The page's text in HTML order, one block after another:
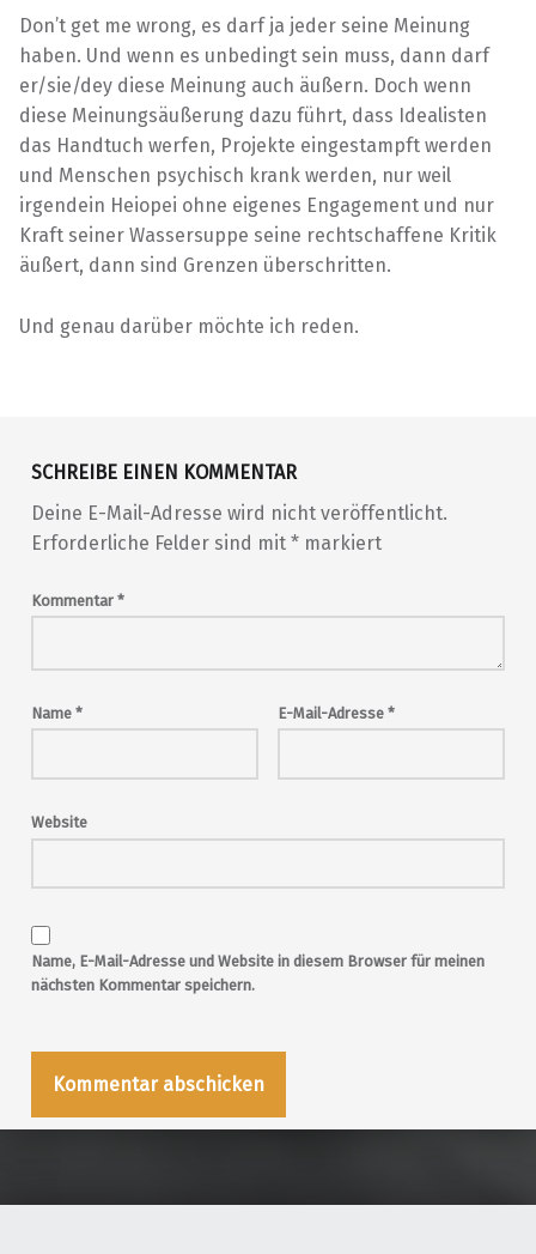
Don’t get me wrong, es darf ja jeder seine Meinung
haben. Und wenn es unbedingt sein muss, dann darf
er/sie/dey diese Meinung auch äußern. Doch wenn
diese Meinungsäußerung dazu führt, dass Idealisten
das Handtuch werfen, Projekte eingestampft werden
und Menschen psychisch krank werden, nur weil
irgendein Heiopei ohne eigenes Engagement und nur
Kraft seiner Wassersuppe seine rechtschaffene Kritik
äußert, dann sind Grenzen überschritten.
Und genau darüber möchte ich reden.
SCHREIBE EINEN KOMMENTAR
Deine E-Mail-Adresse wird nicht veröffentlicht.
Erforderliche Felder sind mit *markiert
Kommentar *
Name * E-Mail-Adresse *
Website
Name, E-Mail-Adresse und Website in diesem Browser für meinen
nächsten Kommentar speichern.